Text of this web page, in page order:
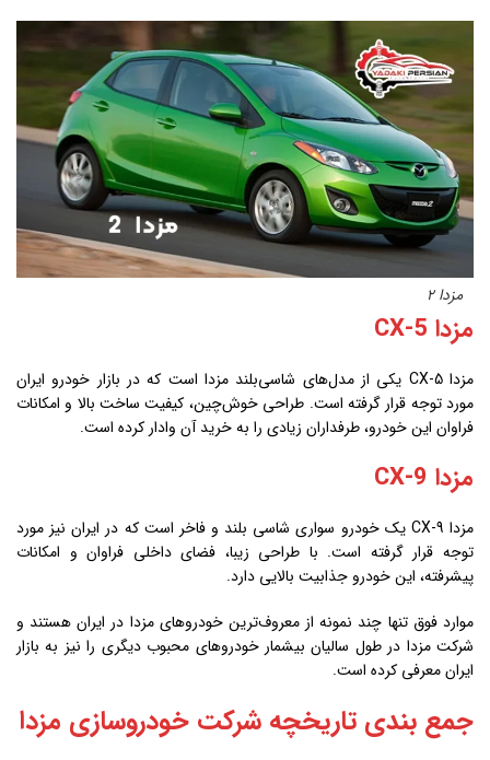
مزدا 2
مزدا CX-5
مزدا CX-5 یکی از مدل‌های شاسی‌بلند مزدا است که در بازار خودرو ایران
مورد توجه قرار گرفته است. طراحی خوش‌چین، کیفیت ساخت بالا و امکانات
فراوان این خودرو، طرفداران زیادی را به خرید آن وادار کرده است.
مزدا CX-9
مزدا CX-9 یک خودرو سواری شاسی بلند و فاخر است که در ایران نیز مورد
توجه قرار گرفته است. با طراحی زیبا، فضای داخلی فراوان و امکانات
پیشرفته، این خودرو جذابیت بالایی دارد.
موارد فوق تنها چند نمونه از معروف‌ترین خودروهای مزدا در ایران هستند و
شرکت مزدا در طول سالیان بیشمار خودروهای محبوب دیگری را نیز به بازار
ایران معرفی کرده است.
جمع بندی تاریخچه شرکت خودروسازی مزدا